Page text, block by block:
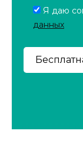
Я даю
данных